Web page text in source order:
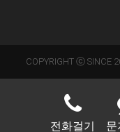
COPYRIGHT ⓒ SINCE
전화걸기 문